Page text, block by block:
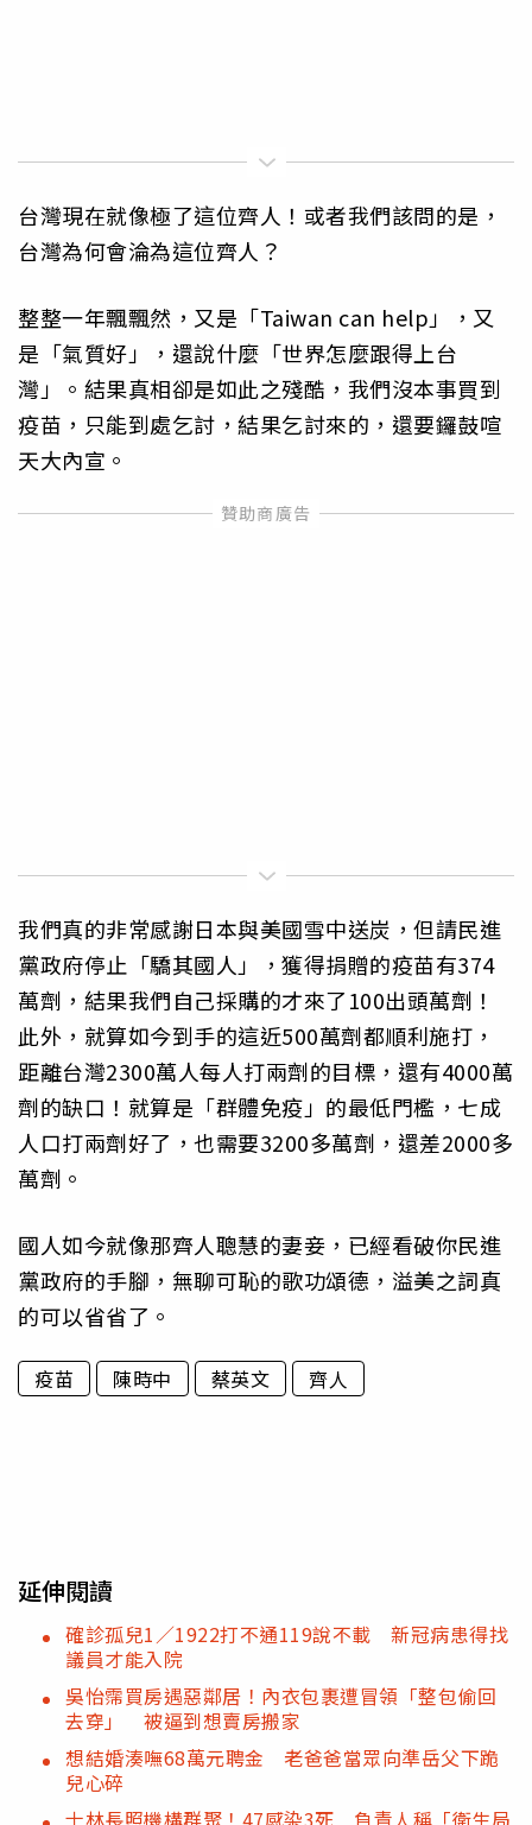
台灣現在就像極了這位齊人！或者我們該問的是，
台灣為何會淪為這位齊人？
整整一年飄飄然，又是「Taiwan can help」，又
是「氣質好」，還說什麼「世界怎麼跟得上台
灣」。結果真相卻是如此之殘酷，我們沒本事買到
疫苗，只能到處乞討，結果乞討來的，還要鑼鼓喧
天大內宣。
我們真的非常感謝日本與美國雪中送炭，但請民進
黨政府停止「驕其國人」，獲得捐贈的疫苗有374
萬劑，結果我們自己採購的才來了100出頭萬劑！
此外，就算如今到手的這近500萬劑都順利施打，
距離台灣2300萬人每人打兩劑的目標，還有4000萬
劑的缺口！就算是「群體免疫」的最低門檻，七成
人口打兩劑好了，也需要3200多萬劑，還差2000多
萬劑。
國人如今就像那齊人聰慧的妻妾，已經看破你民進
黨政府的手腳，無聊可恥的歌功頌德，溢美之詞真
的可以省省了。
疫苗 陳時中 蔡英文 齊人
延伸閱讀
確診孤兒1／1922打不通119說不載 新冠病患得找
議員才能入院
吳怡霈買房遇惡鄰居！內衣包裹遭冒領「整包偷回
去穿」 被逼到想賣房搬家
想結婚湊嘸68萬元聘金 老爸爸當眾向準岳父下跪
兒心碎